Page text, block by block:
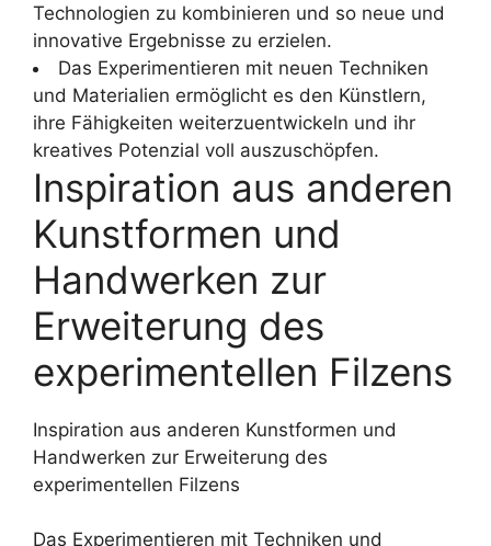
Technologien zu kombinieren und so neue und
innovative Ergebnisse zu erzielen.
Das Experimentieren mit neuen Techniken
und Materialien ermöglicht es den Künstlern,
ihre Fähigkeiten weiterzuentwickeln und ihr
kreatives Potenzial voll auszuschöpfen.
Inspiration aus anderen
Kunstformen und
Handwerken zur
Erweiterung des
experimentellen Filzens
Inspiration aus anderen Kunstformen und
Handwerken zur Erweiterung des
experimentellen Filzens
Das Experimentieren mit Techniken und